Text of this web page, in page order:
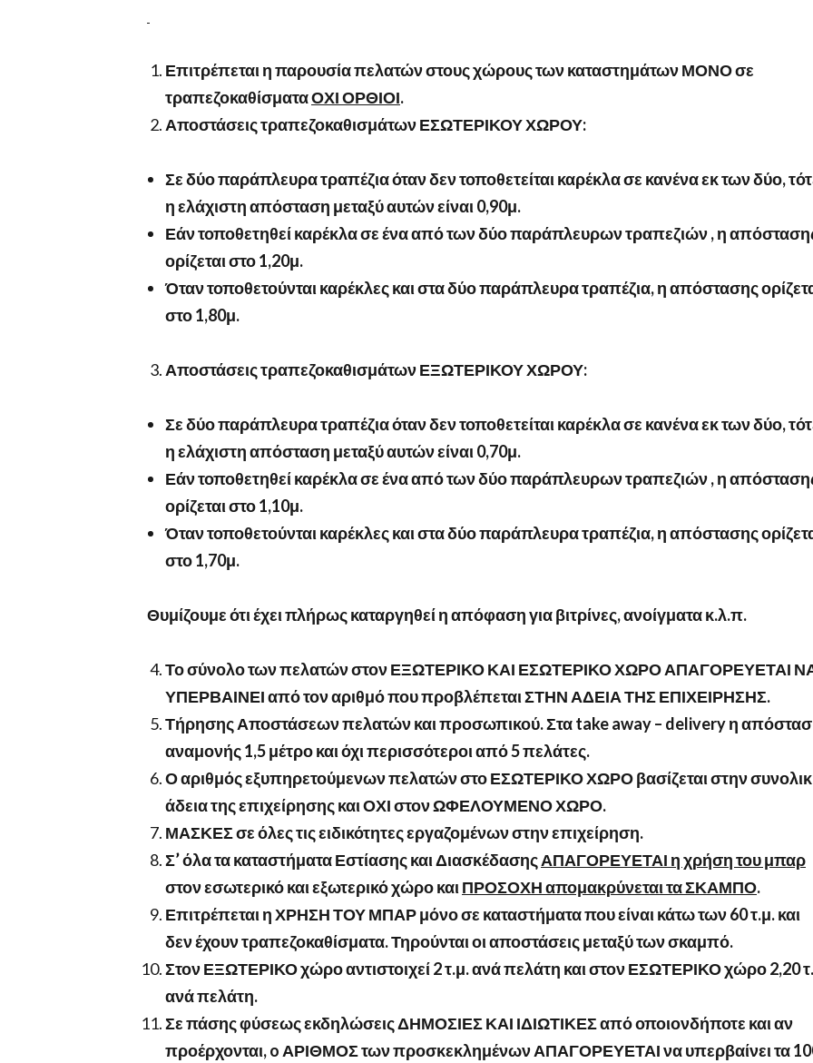
Επιτρέπεται η παρουσία πελατών στους χώρους των καταστημάτων ΜΟΝΟ σε
τραπεζοκαθίσματαΟΧΙ ΟΡΘΙΟΙ.
Αποστάσεις τραπεζοκαθισμάτων ΕΣΩΤΕΡΙΚΟΥ ΧΩΡΟΥ:
Σε δύο παράπλευρα τραπέζια όταν δεν τοποθετείται καρέκλα σε κανένα εκ των δύο,
η ελάχιστη απόσταση μεταξύ αυτών είναι 0,90μ.
Εάν τοποθετηθεί καρέκλα σε ένα από των δύο παράπλευρων τραπεζιών , η
ορίζεται στο 1,20μ.
Όταν τοποθετούνται καρέκλες και στα δύο παράπλευρα τραπέζια, η απόστασης
στο 1,80μ.
Αποστάσεις τραπεζοκαθισμάτων ΕΞΩΤΕΡΙΚΟΥ ΧΩΡΟΥ:
Σε δύο παράπλευρα τραπέζια όταν δεν τοποθετείται καρέκλα σε κανένα εκ των δύο,
η ελάχιστη απόσταση μεταξύ αυτών είναι 0,70μ.
Εάν τοποθετηθεί καρέκλα σε ένα από των δύο παράπλευρων τραπεζιών , η
ορίζεται στο 1,10μ.
Όταν τοποθετούνται καρέκλες και στα δύο παράπλευρα τραπέζια, η απόστασης
στο 1,70μ.
Θυμίζουμε ότι έχει πλήρως καταργηθεί η απόφαση για βιτρίνες, ανοίγματα κ.λ.π.
Το σύνολο των πελατών στον ΕΞΩΤΕΡΙΚΟ ΚΑΙ ΕΣΩΤΕΡΙΚΟ ΧΩΡΟ ΑΠΑΓΟΡΕΥΕΤΑΙ
ΥΠΕΡΒΑΙΝΕΙ από τον αριθμό που προβλέπεται ΣΤΗΝ ΑΔΕΙΑ ΤΗΣ ΕΠΙΧΕΙΡΗΣΗΣ.
Τήρησης Αποστάσεων πελατών και προσωπικού. Σταtakeaway– deliveryη
αναμονής 1,5 μέτρο και όχι περισσότεροι από 5 πελάτες.
Ο αριθμός εξυπηρετούμενων πελατών στο ΕΣΩΤΕΡΙΚΟ ΧΩΡΟ βασίζεται στην
άδεια της επιχείρησης και ΟΧΙ στον ΩΦΕΛΟΥΜΕΝΟ ΧΩΡΟ.
ΜΑΣΚΕΣ σε όλες τις ειδικότητες εργαζομένων στην επιχείρηση.
Σ’ όλα τα καταστήματα Εστίασης και ΔιασκέδασηςΑΠΑΓΟΡΕΥΕΤΑΙ η χρήση του μπαρ
στον εσωτερικό και εξωτερικό χώρο και ΠΡΟΣΟΧΗ απομακρύνεται τα ΣΚΑΜΠΟ.
Επιτρέπεται η ΧΡΗΣΗ ΤΟΥ ΜΠΑΡ μόνο σε καταστήματα που είναι κάτω των 60 τ.μ. και
δεν έχουν τραπεζοκαθίσματα. Τηρούνται οι αποστάσεις μεταξύ των σκαμπό.
Στον ΕΞΩΤΕΡΙΚΟ χώρο αντιστοιχεί 2 τ.μ. ανά πελάτη και στον ΕΣΩΤΕΡΙΚΟ χώρο 2,20
ανά πελάτη.
Σε πάσης φύσεως εκδηλώσεις ΔΗΜΟΣΙΕΣ ΚΑΙ ΙΔΙΩΤΙΚΕΣ από οποιονδήποτε και αν
προέρχονται,o ΑΡΙΘΜΟΣ των προσκεκλημένων ΑΠΑΓΟΡΕΥΕΤΑΙ να υπερβαίνει τα